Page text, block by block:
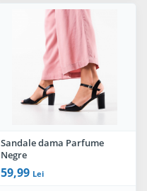
Sandale dama Parfume
Negre
59,99 Lei